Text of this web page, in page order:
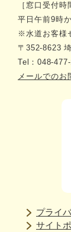
［窓口受付時
平日午前9時
※水道お客様
〒352-8623
Tel：048-477-
メールでのお
プライ
サイト